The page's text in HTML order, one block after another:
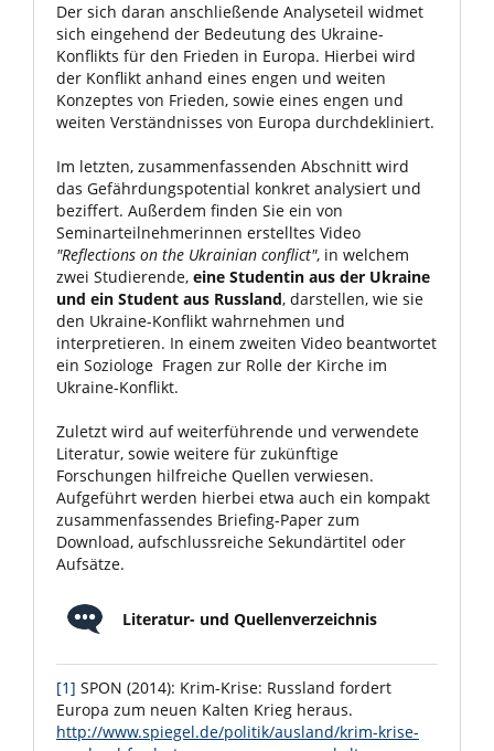
Der sich daran anschließende Analyseteil widmet
sich eingehend der Bedeutung des Ukraine-
Konflikts für den Frieden in Europa. Hierbei wird
der Konflikt anhand eines engen und weiten
Konzeptes von Frieden, sowie eines engen und
weiten Verständnisses von Europa durchdekliniert.
Im letzten, zusammenfassenden Abschnitt wird
das Gefährdungspotential konkret analysiert und
beziffert. Außerdem finden Sie ein von
Seminarteilnehmerinnen erstelltes Video
"Reflections on the Ukrainian conflict", in welchem
zwei Studierende, eine Studentin aus der Ukraine
und ein Student aus Russland, darstellen, wie sie
den Ukraine-Konflikt wahrnehmen und
interpretieren. In einem zweiten Video beantwortet
ein Soziologe Fragen zur Rolle der Kirche im
Ukraine-Konflikt.
Zuletzt wird auf weiterführende und verwendete
Literatur, sowie weitere für zukünftige
Forschungen hilfreiche Quellen verwiesen.
Aufgeführt werden hierbei etwa auch ein kompakt
zusammenfassendes Briefing-Paper zum
Download, aufschlussreiche Sekundärtitel oder
Aufsätze.
Literatur- und Quellenverzeichnis
[1] SPON (2014): Krim-Krise: Russland fordert
Europa zum neuen Kalten Krieg heraus.
http://www.spiegel.de/politik/ausland/krim-krise-